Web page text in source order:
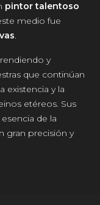
pintor talentoso
medio fue
.
y
que continúan
existencia y la
etéreos. Sus
de la
gran precisión y